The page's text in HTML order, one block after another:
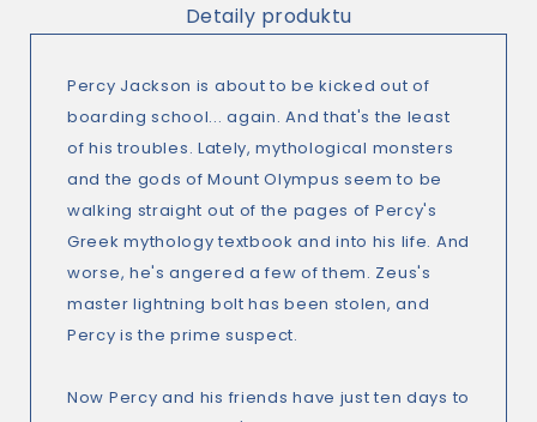
Detaily produktu
Percy Jackson is about to be kicked out of
boarding school... again. And that's the least
of his troubles. Lately, mythological monsters
and the gods of Mount Olympus seem to be
walking straight out of the pages of Percy's
Greek mythology textbook and into his life. And
worse, he's angered a few of them. Zeus's
master lightning bolt has been stolen, and
Percy is the prime suspect.
Now Percy and his friends have just ten days to